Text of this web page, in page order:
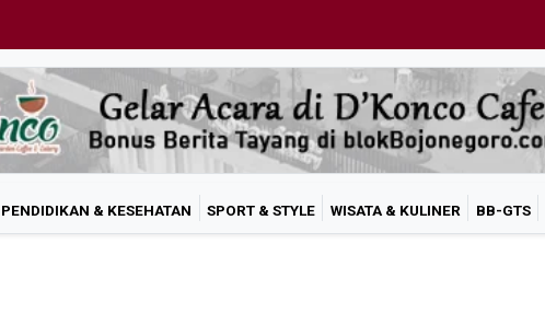
PENDIDIKAN & KESEHATAN SPORT & STYLE WISATA & KULINER BB-GTS